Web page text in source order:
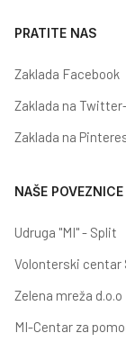
PRATITE NAS
Zaklada Facebook
Zaklada na
Zaklada na
NAŠE POVEZNICE
Udruga "MI" - Split
Volonterski centar
Zelena mreža d.o.o
MI-Centar za